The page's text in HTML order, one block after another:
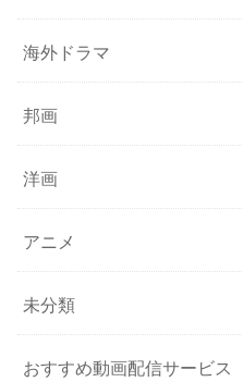
海外ドラマ
邦画
洋画
アニメ
未分類
おすすめ動画配信サービス